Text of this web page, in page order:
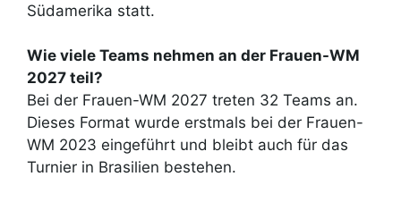
Südamerika statt.
Wie viele Teams nehmen an der Frauen-WM
2027 teil?
Bei der Frauen-WM 2027 treten 32 Teams an.
Dieses Format wurde erstmals bei der Frauen-
WM 2023 eingeführt und bleibt auch für das
Turnier in Brasilien bestehen.